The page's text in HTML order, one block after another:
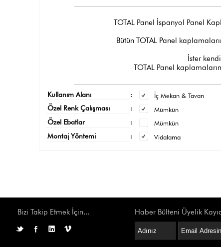
TOTAL Panel İspanyol Panel
Bütün TOTAL Panel
İster
TOTAL Panel
Kullanım Alanı : İç Mekan & Tavan
Özel Renk Çalışması
: Mümkün
Özel Ebatlar
: Mümkün
Montaj Yöntemi
: Vidalama
Bizi Takip Etmek İçin... Haber Bülteni Üyelik